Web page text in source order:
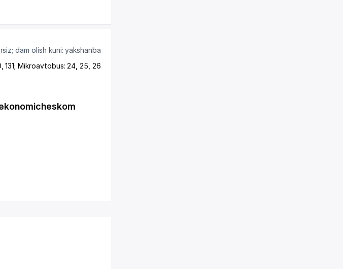
dam olish kuni: yakshanba
131; Mikroavtobus: 24, 25, 26